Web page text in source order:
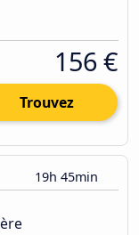
156 €
Trouvez
19h 45min